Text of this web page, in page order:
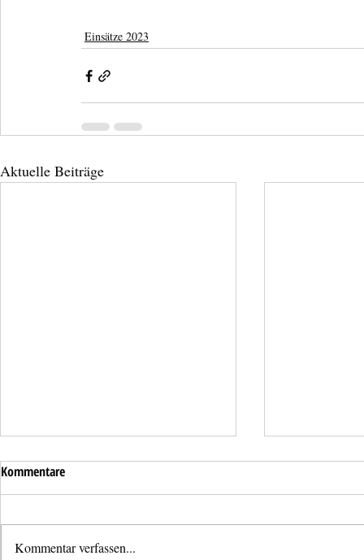
Einsätze 2023
Aktuelle Beiträge
Kommentare
Kommentar verfassen...